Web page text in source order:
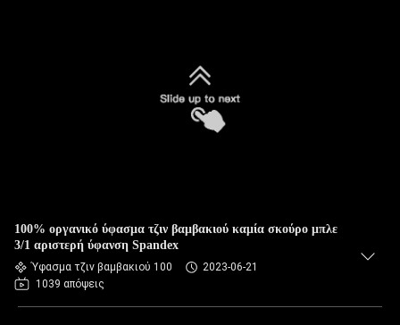
100% οργανικό ύφασμα τζιν βαμβακιού καμία σκούρο μπλε
3/1 αριστερή ύφανση Spandex
Ύφασμα τζιν βαμβακιού 100
2023-06-21
1039 απόψεις